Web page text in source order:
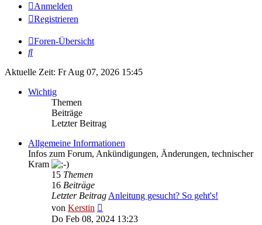
Anmelden
Registrieren
Foren-Übersicht
Suche
Aktuelle Zeit: Fr Aug 07, 2026 15:45
Wichtig
Themen
Beiträge
Letzter Beitrag
Allgemeine Informationen
Infos zum Forum, Ankündigungen, Änderungen, technischer
Kram
15 Themen
16 Beiträge
Letzter BeitragAnleitung gesucht? So geht's!
von Kerstin
Beitrag
Do Feb 08, 2024 13:23